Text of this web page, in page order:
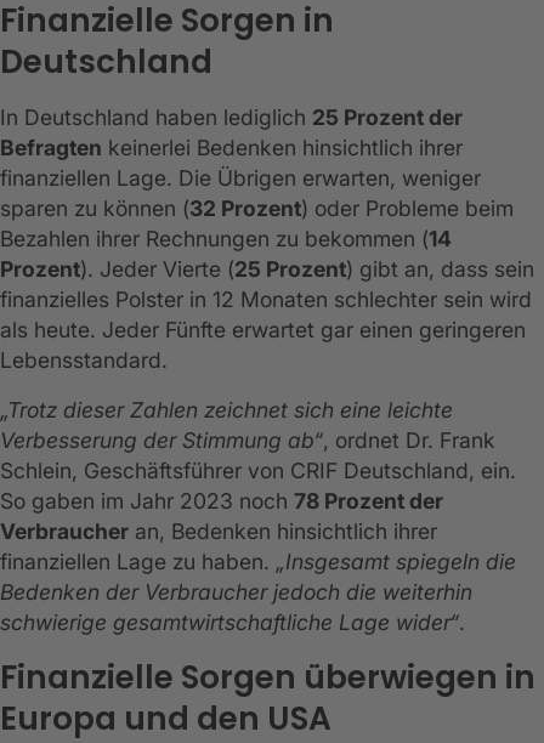
Finanzielle Sorgen in
Deutschland
In Deutschland haben lediglich 25 Prozent der
Befragten keinerlei Bedenken hinsichtlich ihrer
finanziellen Lage. Die Übrigen erwarten, weniger
sparen zu können (32 Prozent) oder Probleme beim
Bezahlen ihrer Rechnungen zu bekommen (14
Prozent). Jeder Vierte (25 Prozent) gibt an, dass sein
finanzielles Polster in 12 Monaten schlechter sein wird
als heute. Jeder Fünfte erwartet gar einen geringeren
Lebensstandard.
„Trotz dieser Zahlen zeichnet sich eine leichte
Verbesserung der Stimmung ab“, ordnet Dr. Frank
Schlein, Geschäftsführer von CRIF Deutschland, ein.
So gaben im Jahr 2023 noch 78 Prozent der
Verbraucher an, Bedenken hinsichtlich ihrer
finanziellen Lage zu haben. „Insgesamt spiegeln die
Bedenken der Verbraucher jedoch die weiterhin
schwierige gesamtwirtschaftliche Lage wider“.
Finanzielle Sorgen überwiegen in
Europa und den USA